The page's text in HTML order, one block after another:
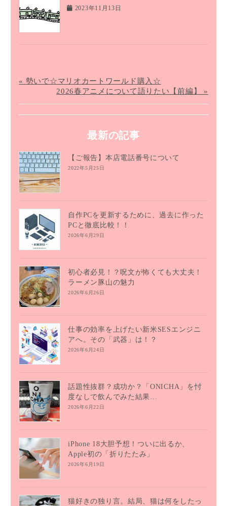
2023年11月13日
« 勢いで☆マリオカートワールド購入☆
2026春アニメについて語りたい【前編】 »
最新の記事
【ご報告】本店電話番号について
2022年5月25日
自作PCを更新するために、過去に作った
PCと徹底比較！！
2026年6月29日
初心者必見！？呪文が怖くても大丈夫！
ラーメン豚山の魅力
2026年6月26日
仕事の効率を上げたい新米SESエンジニ
アへ。その「武器」は！？
2026年6月24日
話題性抜群？成功か？「ONICHA」を忖
度なしで飲んでみた結果…
2026年6月22日
iPhone 18大胆予想！ついに出るか、
Apple初の「折りたたみ」
2026年6月19日
猫好きの独り言。結局、猫は何をしたっ